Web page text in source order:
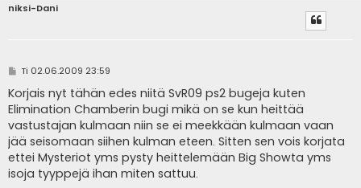
niksi-Dani
V
e
s
t
i
Ti 02.06.2009 23:59
Korjais nyt tähän edes niitä SvR09 ps2 bugeja kuten
Elimination Chamberin bugi mikä on se kun heittää
vastustajan kulmaan niin se ei meekkään kulmaan vaan
jää seisomaan siihen kulman eteen. Sitten sen vois korjata
ettei Mysteriot yms pysty heittelemään Big Showta yms
isoja tyyppejä ihan miten sattuu.